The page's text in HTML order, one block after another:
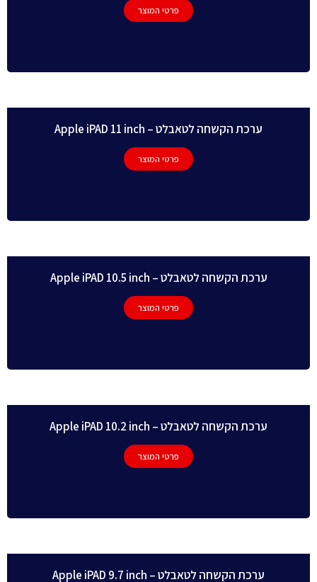
פרטי המוצר
ערכת הקשחה לטאבלט – Apple iPAD 11 inch
פרטי המוצר
ערכת הקשחה לטאבלט – Apple iPAD 10.5 inch
פרטי המוצר
ערכת הקשחה לטאבלט – Apple iPAD 10.2 inch
פרטי המוצר
ערכת הקשחה לטאבלט – Apple iPAD 9.7 inch